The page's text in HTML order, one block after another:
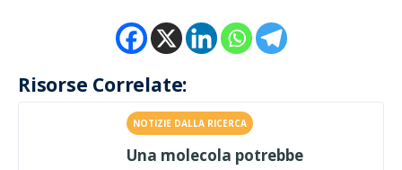
Risorse Correlate:
NOTIZIE DALLA RICERCA
Una molecola potrebbe